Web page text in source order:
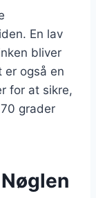
En lav
bliver
er også en
for at sikre,
grader